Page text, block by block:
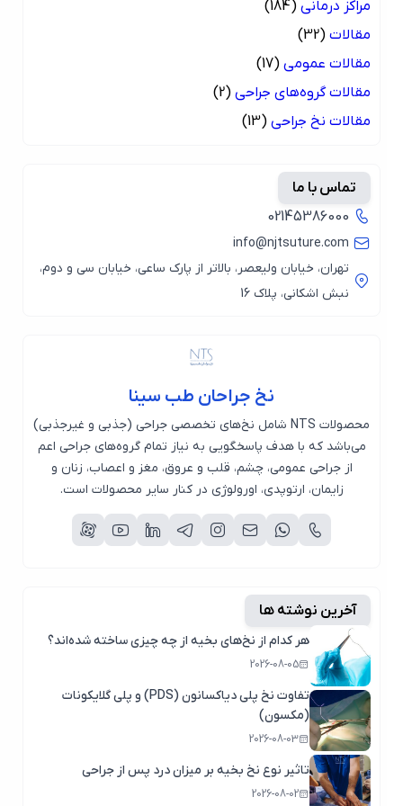
مراکز درمانی (184)
مقالات (32)
مقالات عمومی (17)
مقالات گروه‌های جراحی (2)
مقالات نخ جراحی (13)
تماس با ما
02145386000
info@njtsuture.com
تهران، خیابان ولیعصر، بالاتر از پارک ساعی، خیابان سی و دوم،
نبش اشکانی، پلاک 16
نخ جراحان طب سینا
محصولات NTS شامل نخ‌های تخصصی جراحی (جذبی و غیرجذبی)
می‌باشد که با هدف پاسخگویی به نیاز تمام گروه‌های جراحی اعم
از جراحی عمومی، چشم، قلب و عروق، مغز و اعصاب، زنان و
زایمان، ارتوپدی، اورولوژی در کنار سایر محصولات است.
آخرین نوشته ها
هر کدام از نخ‌های بخیه از چه چیزی ساخته شده‌اند؟
2026-08-05
تفاوت نخ پلی دیاکسانون (PDS) و پلی گلایکونات
(مکسون)
2026-08-03
تاثیر نوع نخ بخیه بر میزان درد پس از جراحی
2026-08-02